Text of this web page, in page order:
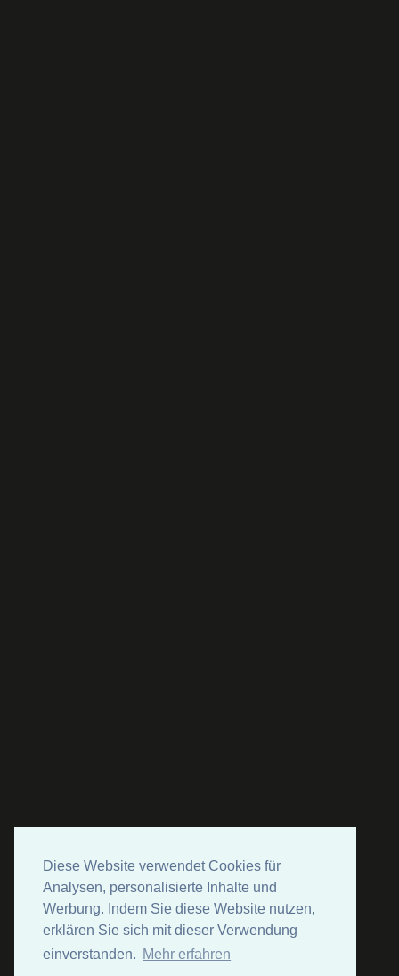
Diese Website verwendet Cookies für
Analysen, personalisierte Inhalte und
Werbung. Indem Sie diese Website nutzen,
erklären Sie sich mit dieser Verwendung
einverstanden. Mehr erfahren